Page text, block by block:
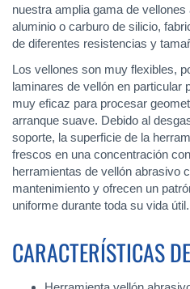
nuestra amplia gama de
aluminio o carburo de silicio,
de diferentes resistencias y
Los vellones son muy flexibles,
laminares de vellón en particular
muy eficaz para procesar
arranque suave. Debido al
soporte, la superficie de la
frescos en una concentración
herramientas de vellón abrasivo
mantenimiento y ofrecen un
uniforme durante toda su vida útil.
CARACTERÍSTICAS